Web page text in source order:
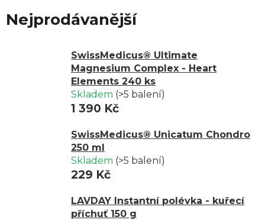
Nejprodávanější
SwissMedicus® Ultimate
Magnesium Complex - Heart
Elements 240 ks
Skladem (>5 balení)
1 390 Kč
SwissMedicus® Unicatum Chondro
250 ml
Skladem (>5 balení)
229 Kč
LAVDAY Instantní polévka - kuřecí
příchuť 150 g